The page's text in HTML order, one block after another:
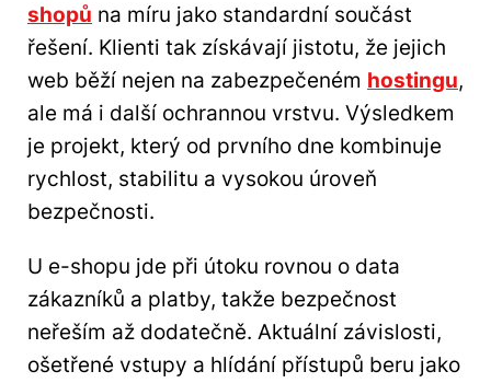
shopů na míru jako standardní součást
řešení. Klienti tak získávají jistotu, že jejich
web běží nejen na zabezpečeném hostingu,
ale má i další ochrannou vrstvu. Výsledkem
je projekt, který od prvního dne kombinuje
rychlost, stabilitu a vysokou úroveň
bezpečnosti.
U e-shopu jde při útoku rovnou o data
zákazníků a platby, takže bezpečnost
neřeším až dodatečně. Aktuální závislosti,
ošetřené vstupy a hlídání přístupů beru jako